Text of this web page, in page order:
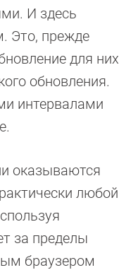
И здесь
Это, прежде
для них
обновления.
интервалами
оказываются
любой
за пределы
браузером